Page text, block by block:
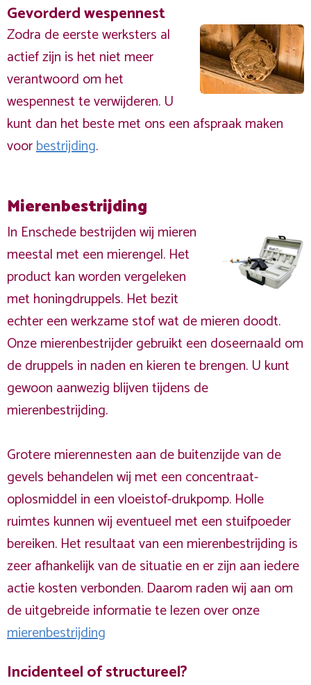
Gevorderd wespennest
Zodra de eerste werksters al
actief zijn is het niet meer
verantwoord om het
wespennest te verwijderen. U
kunt dan het beste met ons een afspraak maken
voorbestrijding.
Mierenbestrijding
In Enschede bestrijden wij mieren
meestal met een mierengel. Het
product kan worden vergeleken
met honingdruppels. Het bezit
echter een werkzame stof wat de mieren doodt.
Onze mierenbestrijder gebruikt een doseernaald om
de druppels in naden en kieren te brengen. U kunt
gewoon aanwezig blijven tijdens de
mierenbestrijding.
Grotere mierennesten aan de buitenzijde van de
gevels behandelen wij met een concentraat-
oplosmiddel in een vloeistof-drukpomp. Holle
ruimtes kunnen wij eventueel met een stuifpoeder
bereiken. Het resultaat van een mierenbestrijding is
zeer afhankelijk van de situatie en er zijn aan iedere
actie kosten verbonden. Daarom raden wij aan om
de uitgebreide informatie te lezen over onze
mierenbestrijding
Incidenteel of structureel?